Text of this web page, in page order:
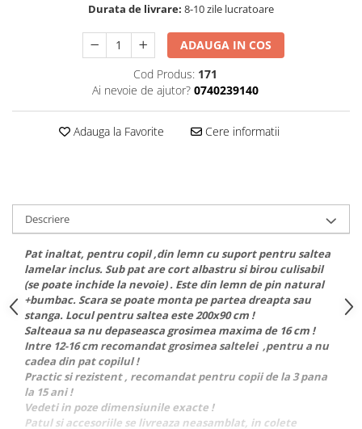
Durata de livrare: 8-10 zile lucratoare
ADAUGA IN COS
Cod Produs: 171
Ai nevoie de ajutor? 0740239140
Adauga la Favorite Cere informatii
Descriere
Pat inaltat, pentru copil ,din lemn cu suport pentru saltea
lamelar inclus. Sub pat are cort albastru si birou culisabil
(se poate inchide la nevoie) . Este din lemn de pin natural
+bumbac. Scara se poate monta pe partea dreapta sau
stanga. Locul pentru saltea este 200x90 cm !
Salteaua sa nu depaseasca grosimea maxima de 16 cm !
Intre 12-16 cm recomandat grosimea saltelei ,pentru a nu
cadea din pat copilul !
Practic si rezistent , recomandat pentru copii de la 3 pana
la 15 ani !
Vedeti in poze dimensiunile exacte !
Patul si accesoriile se livreaza neasamblat, in colete